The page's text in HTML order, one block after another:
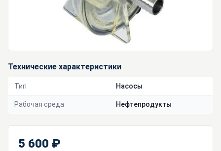
Технические характеристики
Тип Насосы
Рабочая среда Нефтепродукты
5 600 ₽